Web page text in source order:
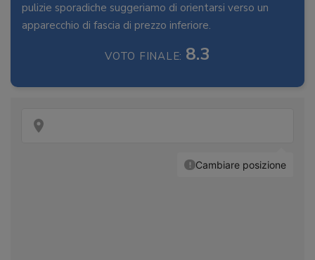
pulizie sporadiche suggeriamo di orientarsi verso un
apparecchio di fascia di prezzo inferiore.
VOTO FINALE: 8.3